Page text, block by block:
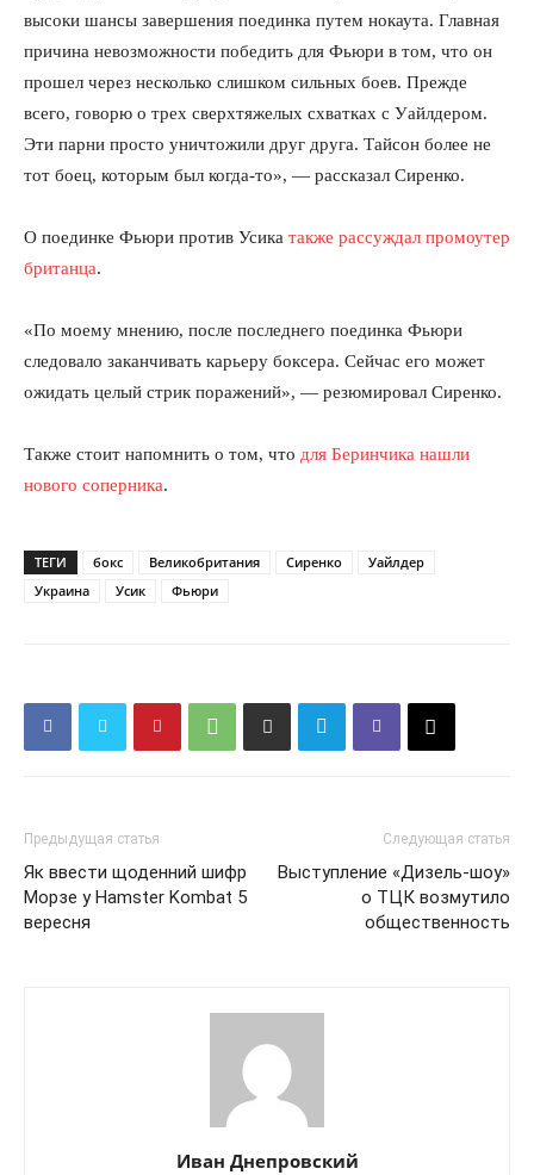
высоки шансы завершения поединка путем нокаута. Главная
причина невозможности победить для Фьюри в том, что он
прошел через несколько слишком сильных боев. Прежде
всего, говорю о трех сверхтяжелых схватках с Уайлдером.
Эти парни просто уничтожили друг друга. Тайсон более не
тот боец, которым был когда-то», — рассказал Сиренко.
О поединке Фьюри против Усика также рассуждал промоутер
британца.
«По моему мнению, после последнего поединка Фьюри
следовало заканчивать карьеру боксера. Сейчас его может
ожидать целый стрик поражений», — резюмировал Сиренко.
Также стоит напомнить о том, что для Беринчика нашли
нового соперника.
ТЕГИ бокс Великобритания Сиренко
Уайлдер
Украина
Усик Фьюри
Предыдущая статья
Як ввести щоденний шифр
Морзе у Hamster Kombat 5
вересня
Следующая статья
Выступление «Дизель-шоу»
о ТЦК возмутило
общественность
Иван Днепровский